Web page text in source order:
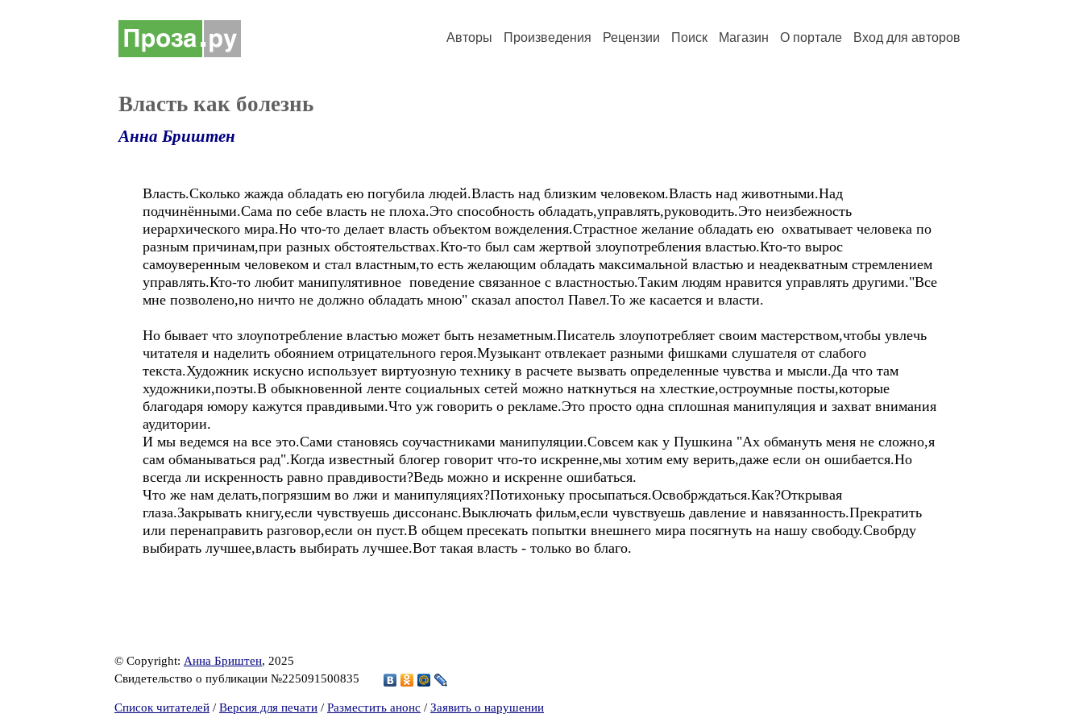
Авторы Произведения Рецензии Поиск Магазин О портале Вход для авторов
Власть как болезнь
Анна Бриштен
Власть.Сколько жажда обладать ею погубила людей.Власть над близким человеком.Власть над животными.Над
подчинёнными.Сама по себе власть не плоха.Это способность обладать,управлять,руководить.Это неизбежность
иерархического мира.Но что-то делает власть объектом вожделения.Страстное желание обладать ею охватывает человека по
разным причинам,при разных обстоятельствах.Кто-то был сам жертвой злоупотребления властью.Кто-то вырос
самоуверенным человеком и стал властным,то есть желающим обладать максимальной властью и неадекватным стремлением
управлять.Кто-то любит манипулятивное поведение связанное с властностью.Таким людям нравится управлять другими."Все
мне позволено,но ничто не должно обладать мною" сказал апостол Павел.То же касается и власти.
Но бывает что злоупотребление властью может быть незаметным.Писатель злоупотребляет своим мастерством,чтобы увлечь
читателя и наделить обоянием отрицательного героя.Музыкант отвлекает разными фишками слушателя от слабого
текста.Художник искусно использует виртуозную технику в расчете вызвать определенные чувства и мысли.Да что там
художники,поэты.В обыкновенной ленте социальных сетей можно наткнуться на хлесткие,остроумные посты,которые
благодаря юмору кажутся правдивыми.Что уж говорить о рекламе.Это просто одна сплошная манипуляция и захват внимания
аудитории.
И мы ведемся на все это.Сами становясь соучастниками манипуляции.Совсем как у Пушкина "Ах обмануть меня не сложно,я
сам обманываться рад".Когда известный блогер говорит что-то искренне,мы хотим ему верить,даже если он ошибается.Но
всегда ли искренность равно правдивости?Ведь можно и искренне ошибаться.
Что же нам делать,погрязшим во лжи и манипуляциях?Потихоньку просыпаться.Освобрждаться.Как?Открывая
глаза.Закрывать книгу,если чувствуешь диссонанс.Выключать фильм,если чувствуешь давление и навязанность.Прекратить
или перенаправить разговор,если он пуст.В общем пресекать попытки внешнего мира посягнуть на нашу свободу.Свобрду
выбирать лучшее,власть выбирать лучшее.Вот такая власть - только во благо.
© Copyright: Анна Бриштен, 2025
Свидетельство о публикации №225091500835
Список читателей / Версия для печати / Разместить анонс / Заявить о нарушении